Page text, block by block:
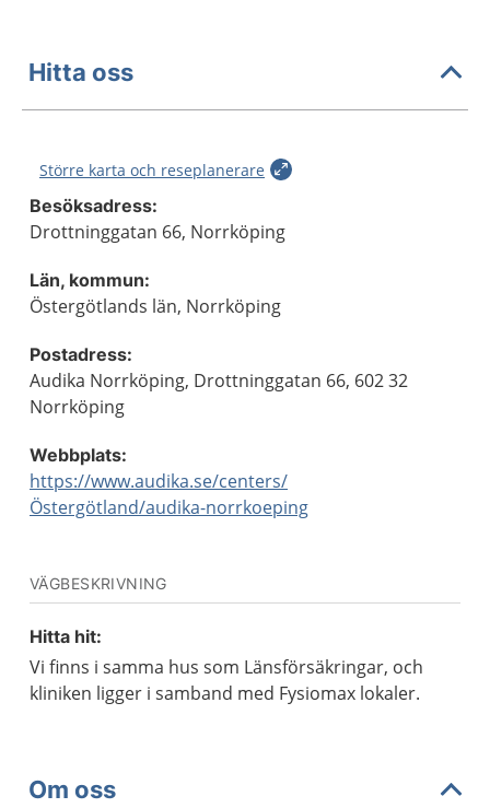
Hitta oss
Större karta och reseplanerare
Besöksadress:
Drottninggatan 66, Norrköping
Län, kommun:
Östergötlands län, Norrköping
Postadress:
Audika Norrköping, Drottninggatan 66, 602 32
Norrköping
Webbplats:
https://www.audika.se/centers/
Östergötland/audika-norrkoeping
VÄGBESKRIVNING
Hitta hit:
Vi finns i samma hus som Länsförsäkringar, och
kliniken ligger i samband med Fysiomax lokaler.
Om oss